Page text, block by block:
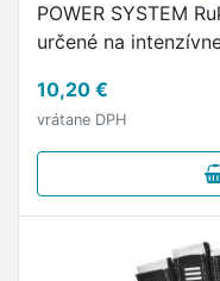
POWER SYSTEM
určené na
10,20 €
vrátane DPH